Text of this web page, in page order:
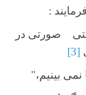
:
صورتی در
[3]
بینیم،"